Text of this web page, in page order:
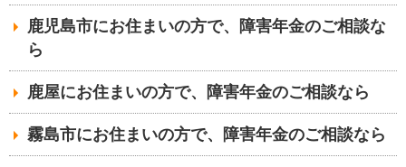
鹿児島市にお住まいの方で、障害年金のご相談な
ら
鹿屋にお住まいの方で、障害年金のご相談なら
霧島市にお住まいの方で、障害年金のご相談なら